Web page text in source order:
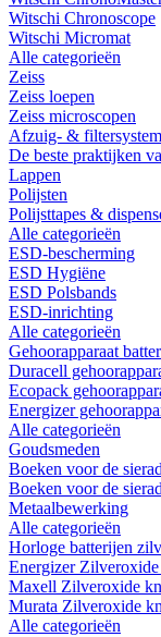
Witschi Chronoscope
Witschi Micromat
Alle categorieën
Zeiss
Zeiss loepen
Zeiss microscopen
Afzuig- &
De beste praktijken
Lappen
Polijsten
Polijsttapes &
Alle categorieën
ESD-bescherming
ESD Hygiëne
ESD Polsbands
ESD-inrichting
Alle categorieën
Gehoorapparaat
Duracell
Ecopack
Energizer
Alle categorieën
Goudsmeden
Boeken voor de
Boeken voor de
Metaalbewerking
Alle categorieën
Horloge batterijen
Energizer
Maxell Zilveroxide
Murata Zilveroxide
Alle categorieën